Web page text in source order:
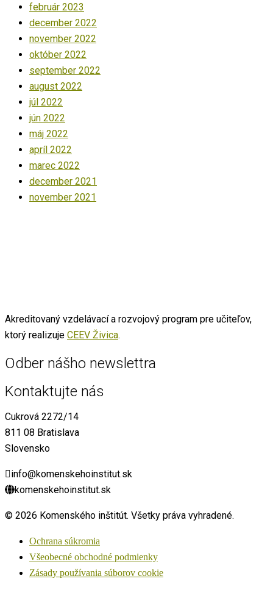
február 2023
december 2022
november 2022
október 2022
september 2022
august 2022
júl 2022
jún 2022
máj 2022
apríl 2022
marec 2022
december 2021
november 2021
Akreditovaný vzdelávací a rozvojový program pre učiteľov,
ktorý realizuje CEEV Živica.
Odber nášho newslettra
Kontaktujte nás
Cukrová 2272/14
811 08 Bratislava
Slovensko
info@komenskehoinstitut.sk
komenskehoinstitut.sk
© 2026 Komenského inštitút. Všetky práva vyhradené.
Ochrana súkromia
Všeobecné obchodné podmienky
Zásady používania súborov cookie